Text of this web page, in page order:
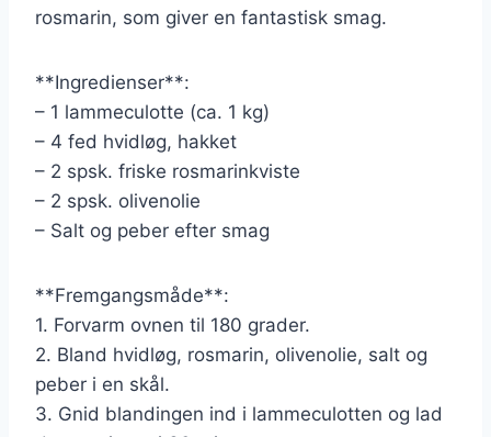
rosmarin, som giver en fantastisk smag.
**Ingredienser**:
– 1 lammeculotte (ca. 1 kg)
– 4 fed hvidløg, hakket
– 2 spsk. friske rosmarinkviste
– 2 spsk. olivenolie
– Salt og peber efter smag
**Fremgangsmåde**:
1. Forvarm ovnen til 180 grader.
2. Bland hvidløg, rosmarin, olivenolie, salt og
peber i en skål.
3. Gnid blandingen ind i lammeculotten og lad